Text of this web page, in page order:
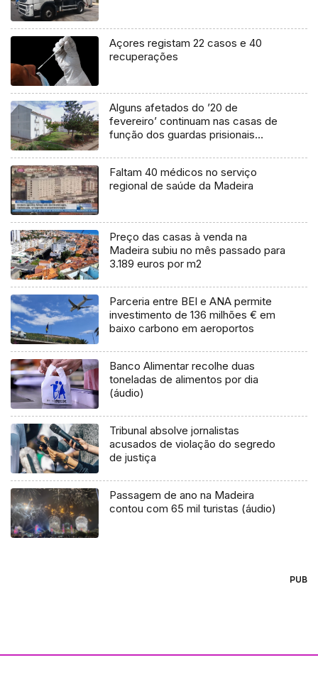
Açores registam 22 casos e 40
recuperações
Alguns afetados do ’20 de
fevereiro’ continuam nas casas de
função dos guardas prisionais
Faltam 40 médicos no serviço
regional de saúde da Madeira
Preço das casas à venda na
Madeira subiu no mês passado para
3.189 euros por m2
Parceria entre BEI e ANA permite
investimento de 136 milhões € em
baixo carbono em aeroportos
Banco Alimentar recolhe duas
toneladas de alimentos por dia
(áudio)
Tribunal absolve jornalistas
acusados de violação do segredo
de justiça
Passagem de ano na Madeira
contou com 65 mil turistas (áudio)
PUB